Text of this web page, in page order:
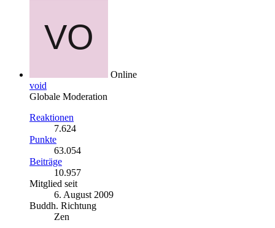
Online
void
Globale Moderation
Reaktionen
7.624
Punkte
63.054
Beiträge
10.957
Mitglied seit
6. August 2009
Buddh. Richtung
Zen